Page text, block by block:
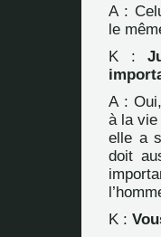
A :
le
K :
A :
à la vie
elle a
doit
K :